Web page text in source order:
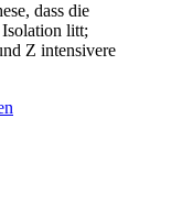
dass die
litt;
Z intensivere